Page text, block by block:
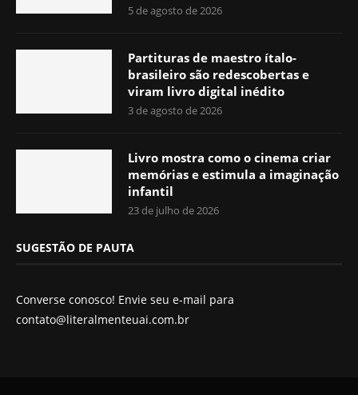
5 de agosto de 2026
Partituras de maestro ítalo-
brasileiro são redescobertas e
viram livro digital inédito
3 de agosto de 2026
Livro mostra como o cinema criar
memórias e estimula a imaginação
infantil
23 de julho de 2026
SUGESTÃO DE PAUTA
Converse conosco! Envie seu e-mail para
contato@literalmenteuai.com.br